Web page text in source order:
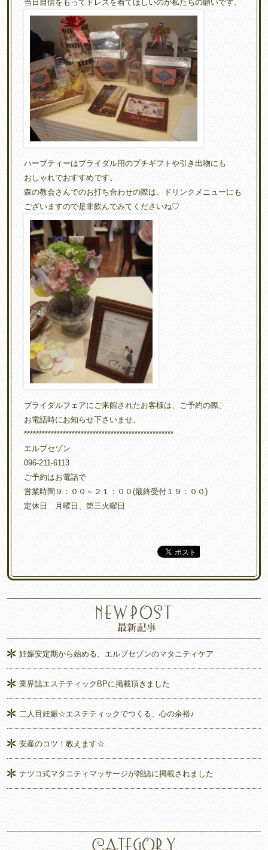
当日自信をもってドレスを着てほしいのが私たちの願いです。
ハーブティーはブライダル用のプチギフトや引き出物にも
おしゃれでおすすめです。
森の教会さんでのお打ち合わせの際は、ドリンクメニューにも
ございますので是非飲んでみてくださいね♡
ブライダルフェアにご来館されたお客様は、ご予約の際、
お電話時にお知らせ下さいませ。
**************************************************
エルブセゾン
096-211-6113
ご予約はお電話で
営業時間９：００～２１：００(最終受付１９：００)
定休日 月曜日、第三火曜日
妊娠安定期から始める、エルブセゾンのマタニティケア
業界誌エステティックBPに掲載頂きました
二人目妊娠☆エステティックでつくる、心の余裕♪
安産のコツ！教えます☆
ナツコ式マタニティマッサージが雑誌に掲載されました